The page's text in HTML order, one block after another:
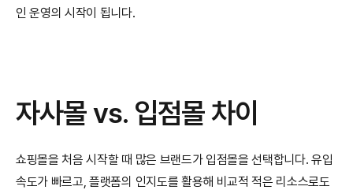
인 운영의 시작이 됩니다.
자사몰 vs. 입점몰 차이
쇼핑몰을 처음 시작할 때 많은 브랜드가 입점몰을 선택합니다. 유입
속도가 빠르고, 플랫폼의 인지도를 활용해 비교적 적은 리소스로도